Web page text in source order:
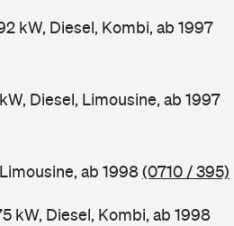
kW, Diesel, Kombi, ab 1997
Diesel, Limousine, ab 1997
ab 1998(0710 / 395)
kW, Diesel, Kombi, ab 1998